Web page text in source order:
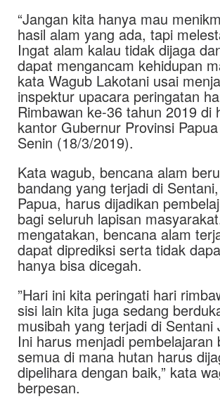
“Jangan kita hanya mau
hasil alam yang ada, tapi
Ingat alam kalau tidak dijaga
dapat mengancam kehidupan
kata Wagub Lakotani usai
inspektur upacara peringatan
Rimbawan ke-36 tahun 2019 di
kantor Gubernur Provinsi
Senin (18/3/2019).
Kata wagub, bencana alam
bandang yang terjadi di
Papua, harus dijadikan
bagi seluruh lapisan
mengatakan, bencana alam
dapat diprediksi serta tidak
hanya bisa dicegah.
”Hari ini kita peringati hari
sisi lain kita juga sedang
musibah yang terjadi di Sentani
Ini harus menjadi pembelajaran
semua di mana hutan harus
dipelihara dengan baik,” kata
berpesan.